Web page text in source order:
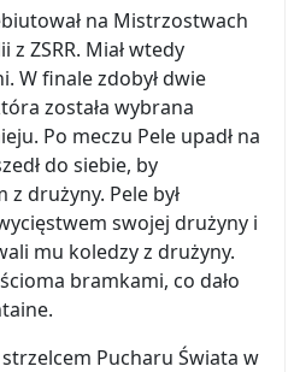
na Mistrzostwach
ZSRR. Miał wtedy
W finale zdobył dwie
została wybrana
Po meczu Pele upadł na
do siebie, by
drużyny. Pele był
swojej drużyny i
mu koledzy z drużyny.
bramkami, co dało
Pucharu Świata w